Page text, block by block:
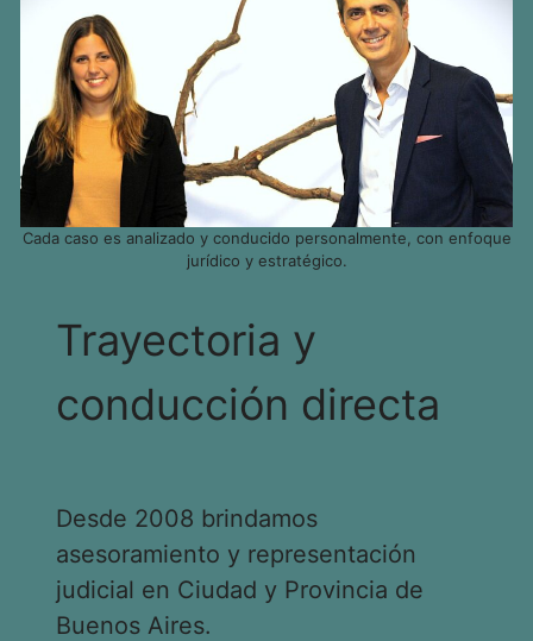
Cada caso es analizado y conducido personalmente, con enfoque
jurídico y estratégico.
Trayectoria y
conducción directa
Desde 2008 brindamos
asesoramiento y representación
judicial en Ciudad y Provincia de
Buenos Aires.